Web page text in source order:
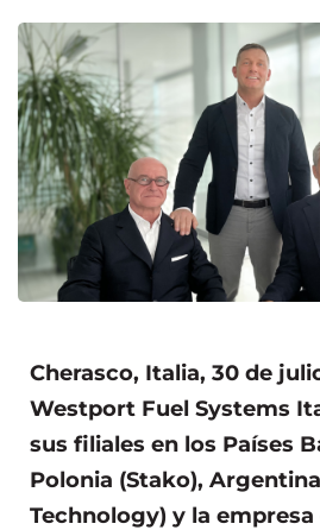
Cherasco, Italia, 30 de
Westport Fuel Systems
sus filiales en los Países
Polonia (Stako),
Technology) y la